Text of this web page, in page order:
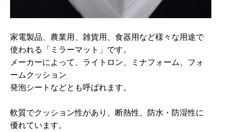
家電製品、農業用、雑貨用、食器用など様々な用途で
使われる「ミラーマット」です。
メーカーによって、ライトロン、ミナフォーム、フォ
ームクッション
発泡シートなどとも呼ばれます。
軟質でクッション性があり、断熱性、防水・防湿性に
優れています。